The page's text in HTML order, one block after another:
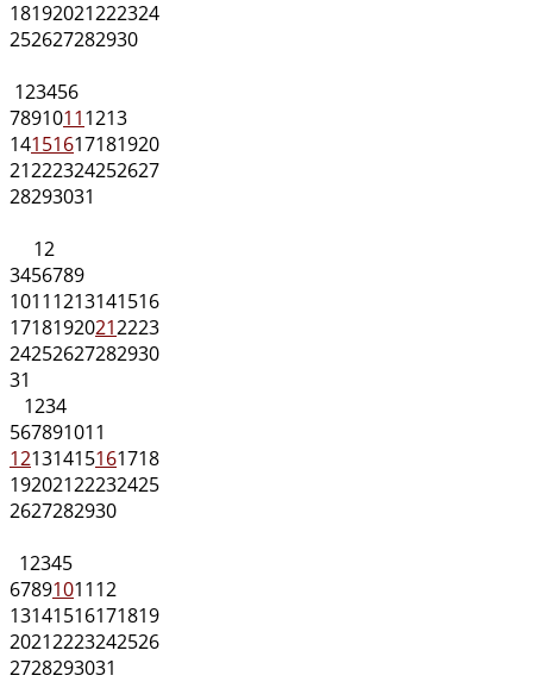
18192021222324
252627282930
123456
78910111213
14151617181920
21222324252627
28293031
12
3456789
10111213141516
17181920212223
24252627282930
31
1234
567891011
12131415161718
19202122232425
2627282930
12345
6789101112
13141516171819
20212223242526
2728293031